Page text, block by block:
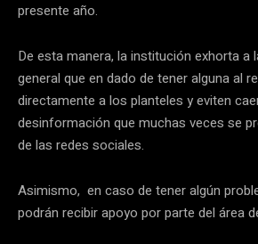
presente año.
De esta manera, la institución exhorta a
general que en dado de tener alguna al
directamente a los planteles y eviten
desinformación que muchas veces se
de las redes sociales.
Asimismo, en caso de tener algún
podrán recibir apoyo por parte del área